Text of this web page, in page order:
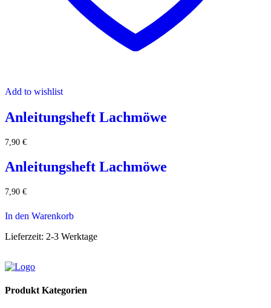
Add to wishlist
Anleitungsheft Lachmöwe
7,90 €
Anleitungsheft Lachmöwe
7,90 €
In den Warenkorb
Lieferzeit: 2-3 Werktage
Produkt Kategorien